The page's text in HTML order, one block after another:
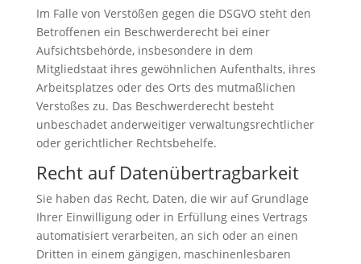
Im Falle von Verstößen gegen die DSGVO steht den
Betroffenen ein Beschwerderecht bei einer
Aufsichtsbehörde, insbesondere in dem
Mitgliedstaat ihres gewöhnlichen Aufenthalts, ihres
Arbeitsplatzes oder des Orts des mutmaßlichen
Verstoßes zu. Das Beschwerderecht besteht
unbeschadet anderweitiger verwaltungsrechtlicher
oder gerichtlicher Rechtsbehelfe.
Recht auf Daten­übertrag­barkeit
Sie haben das Recht, Daten, die wir auf Grundlage
Ihrer Einwilligung oder in Erfüllung eines Vertrags
automatisiert verarbeiten, an sich oder an einen
Dritten in einem gängigen, maschinenlesbaren